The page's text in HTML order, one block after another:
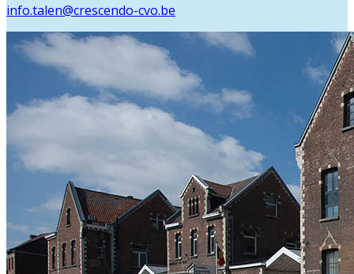
info.talen@crescendo-cvo.be